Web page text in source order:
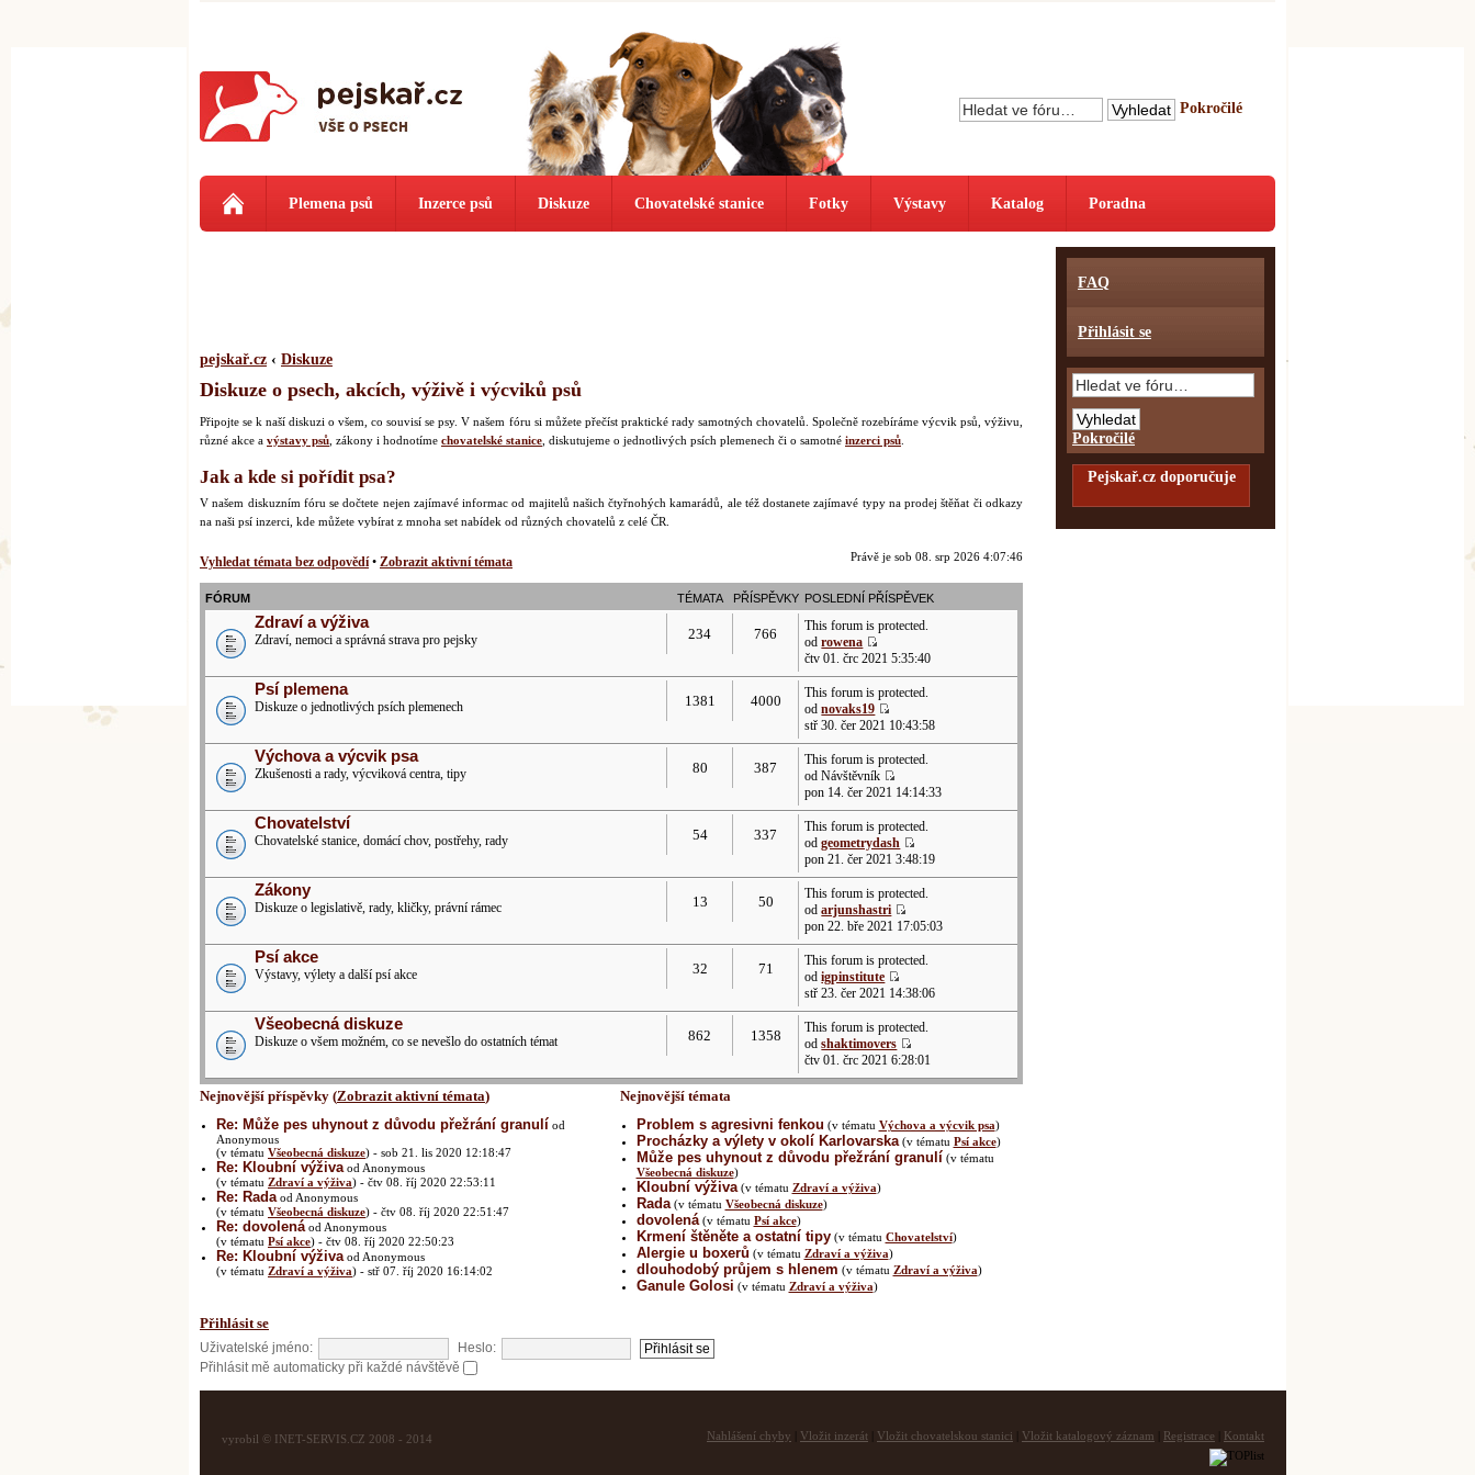
Pokročilé
Plemena psů Inzerce psů Diskuze Chovatelské stanice Fotky Výstavy Katalog Poradna
pejskař.cz ‹ Diskuze
Diskuze o psech, akcích, výživě i výcviků psů
Připojte se k naší diskuzi o všem, co souvisí se psy. V našem fóru si můžete přečíst praktické rady samotných chovatelů. Společně rozebíráme výcvik psů, výživu,
různé akce a výstavy psů , zákony i hodnotíme chovatelské stanice , diskutujeme o jednotlivých psích plemenech či o samotné inzerci psů
Jak a kde si pořídit psa?
V našem diskuzním fóru se dočtete nejen zajímavé informac od majitelů našich čtyřnohých kamarádů, ale též dostanete zajímavé typy na prodej štěňat či odkazy
na naši psí inzerci, kde můžete vybírat z mnoha set nabídek od různých chovatelů z celé ČR.
Právě je sob 08. srp 2026 4:07:46
Vyhledat témata bez odpovědí• Zobrazit aktivní témata
FÓRUM TÉMATA PŘÍSPĚVKY POSLEDNÍ PŘÍSPĚVEK
Zdraví a výživa
Zdraví, nemoci a správná strava pro pejsky 234 766
This forum is protected.
odrowena
čtv 01. črc 2021 5:35:40
Psí plemena
Diskuze o jednotlivých psích plemenech 1381 4000
This forum is protected.
odnovaks19
stř 30. čer 2021 10:43:58
Výchova a výcvik psa
Zkušenosti a rady, výcviková centra, tipy 80 387
This forum is protected.
od Návštěvník
pon 14. čer 2021 14:14:33
Chovatelství
Chovatelské stanice, domácí chov, postřehy, rady 54 337
This forum is protected.
odgeometrydash
pon 21. čer 2021 3:48:19
Zákony
Diskuze o legislativě, rady, kličky, právní rámec 13 50
This forum is protected.
odarjunshastri
pon 22. bře 2021 17:05:03
Psí akce
Výstavy, výlety a další psí akce 32 71
This forum is protected.
odigpinstitute
stř 23. čer 2021 14:38:06
Všeobecná diskuze
Diskuze o všem možném, co se nevešlo do ostatních témat 862 1358
This forum is protected.
odshaktimovers
čtv 01. črc 2021 6:28:01
Nejnovější příspěvky (Zobrazit aktivní témata)
Re: Může pes uhynout z důvodu přežrání granulí od
Anonymous
(v tématu Všeobecná diskuze) - sob 21. lis 2020 12:18:47
Re: Kloubní výživa od Anonymous
(v tématu Zdraví a výživa) - čtv 08. říj 2020 22:53:11
Re: Rada od Anonymous
(v tématu Všeobecná diskuze) - čtv 08. říj 2020 22:51:47
Re: dovolená od Anonymous
(v tématu Psí akce) - čtv 08. říj 2020 22:50:23
Re: Kloubní výživa od Anonymous
(v tématu Zdraví a výživa) - stř 07. říj 2020 16:14:02
Nejnovější témata
Problem s agresivni fenkou (v tématu Výchova a výcvik psa)
Procházky a výlety v okolí Karlovarska(v tématu Psí akce)
Může pes uhynout z důvodu přežrání granulí (v tématu
Všeobecná diskuze)
Kloubní výživa(v tématu Zdraví a výživa)
Rada(v tématu Všeobecná diskuze)
dovolená(v tématu Psí akce)
Krmení štěněte a ostatní tipy(v tématu Chovatelství)
Alergie u boxerů (v tématu Zdraví a výživa)
dlouhodobý průjem s hlenem (v tématu Zdraví a výživa)
Ganule Golosi (v tématu Zdraví a výživa)
Přihlásit se
Uživatelské jméno:
Heslo:
Přihlásit mě automaticky při každé návštěvě
FAQ
Přihlásit se
Pokročilé
Pejskař.cz doporučuje
vyrobil © INET-SERVIS.CZ 2008 - 2014 Nahlášení chyby Vložit inzerát Vložit chovatelskou stanici Vložit katalogový záznam Registrace Kontakt